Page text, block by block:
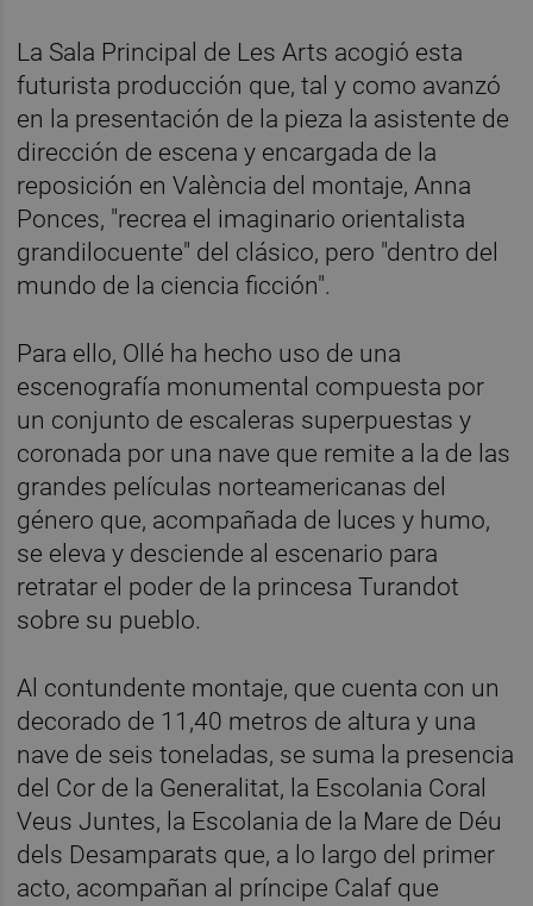
La Sala Principal de Les Arts acogió esta
futurista producción que, tal y como avanzó
en la presentación de la pieza la asistente de
dirección de escena y encargada de la
reposición en València del montaje, Anna
Ponces, "recrea el imaginario orientalista
grandilocuente" del clásico, pero "dentro del
mundo de la ciencia ficción".
Para ello, Ollé ha hecho uso de una
escenografía monumental compuesta por
un conjunto de escaleras superpuestas y
coronada por una nave que remite a la de las
grandes películas norteamericanas del
género que, acompañada de luces y humo,
se eleva y desciende al escenario para
retratar el poder de la princesa Turandot
sobre su pueblo.
Al contundente montaje, que cuenta con un
decorado de 11,40 metros de altura y una
nave de seis toneladas, se suma la presencia
del Cor de la Generalitat, la Escolania Coral
Veus Juntes, la Escolania de la Mare de Déu
dels Desamparats que, a lo largo del primer
acto, acompañan al príncipe Calaf que